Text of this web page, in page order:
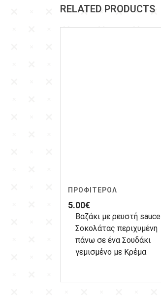
RELATED PRODUCTS
ΠΡΟΦΙΤΕΡΌΛ
5.00€
Βαζάκι με ρευστή sauce
Σοκολάτας περιχυμένη
πάνω σε ένα Σουδάκι
γεμισμένο με Κρέμα